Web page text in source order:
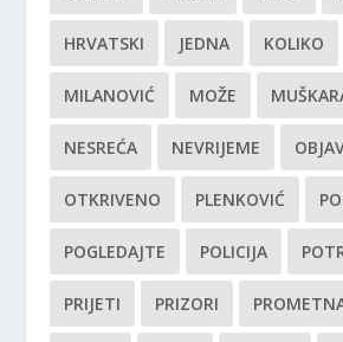
HRVATSKI JEDNA KOLIKO
MILANOVIĆ MOŽE
NESREĆA NEVRIJEME
OTKRIVENO PLENKOVIĆ
POGLEDAJTE POLICIJA
PRIJETI PRIZORI